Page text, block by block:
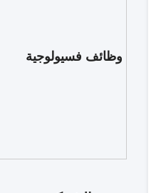
وظائف فسيولوجية